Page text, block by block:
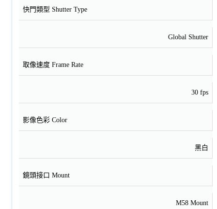
快門類型 Shutter Type
Global Shutter
取像速度 Frame Rate
30 fps
影像色彩 Color
黑白
鏡頭接口 Mount
M58 Mount